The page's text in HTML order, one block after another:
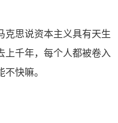
克思说资本主义具有天生
上千年，每个人都被卷入
快嘛。